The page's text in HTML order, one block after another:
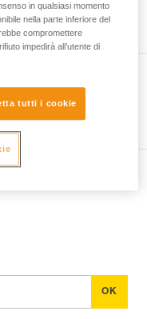
tecnici
in qualsiasi momento
nella parte inferiore del
compromettere
impedirà all’utente di
tutti i cookie